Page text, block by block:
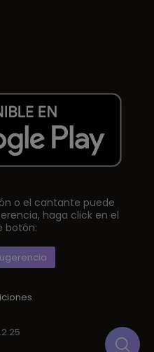
o el cantante puede
haga click en el
botón: